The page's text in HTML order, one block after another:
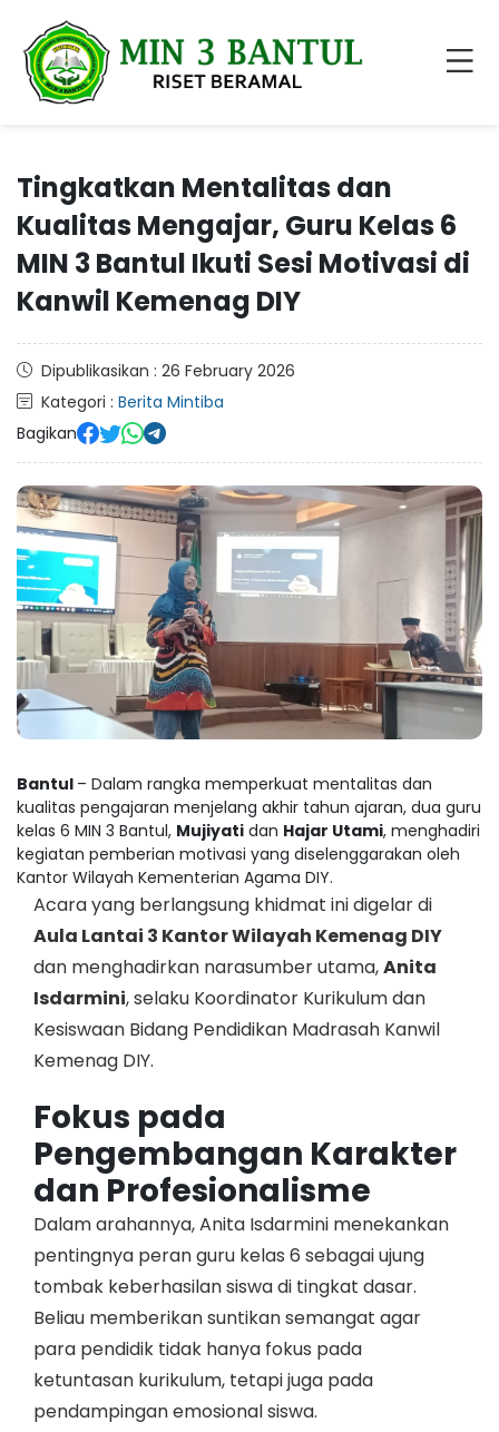
Tingkatkan Mentalitas dan
Kualitas Mengajar, Guru Kelas 6
MIN 3 Bantul Ikuti Sesi Motivasi di
Kanwil Kemenag DIY
Dipublikasikan : 26 February 2026
Kategori : Berita Mintiba
Bagikan
Bantul – Dalam rangka memperkuat mentalitas dan
kualitas pengajaran menjelang akhir tahun ajaran, dua guru
kelas 6 MIN 3 Bantul, Mujiyati dan Hajar Utami, menghadiri
kegiatan pemberian motivasi yang diselenggarakan oleh
Kantor Wilayah Kementerian Agama DIY.
Acara yang berlangsung khidmat ini digelar di
Aula Lantai 3 Kantor Wilayah Kemenag DIY
dan menghadirkan narasumber utama,Anita
Isdarmini, selaku Koordinator Kurikulum dan
Kesiswaan Bidang Pendidikan Madrasah Kanwil
Kemenag DIY.
Fokus pada
Pengembangan Karakter
dan Profesionalisme
Dalam arahannya, Anita Isdarmini menekankan
pentingnya peran guru kelas 6 sebagai ujung
tombak keberhasilan siswa di tingkat dasar.
Beliau memberikan suntikan semangat agar
para pendidik tidak hanya fokus pada
ketuntasan kurikulum, tetapi juga pada
pendampingan emosional siswa.